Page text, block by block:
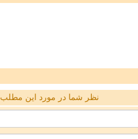
نظر شما در مورد این مطلب